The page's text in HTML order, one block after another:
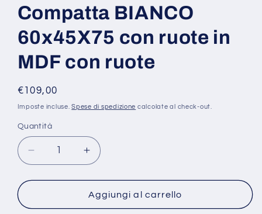
Compatta BIANCO
60x45X75 con ruote in
MDF con ruote
Prezzo
di
€109,00
Imposte incluse.Spese di spedizione calcolate al check-out.
Quantità
Diminuisci
quantità
per
per
Aumenta
quantità
per
Scrivania
per
Aggiungi al carrello